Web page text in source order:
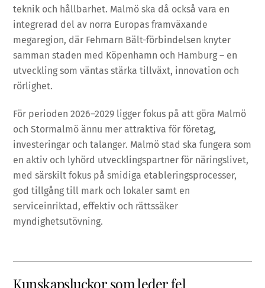
teknik och hållbarhet. Malmö ska då också vara en
integrerad del av norra Europas framväxande
megaregion, där Fehmarn Bält-förbindelsen knyter
samman staden med Köpenhamn och Hamburg – en
utveckling som väntas stärka tillväxt, innovation och
rörlighet.
För perioden 2026–2029 ligger fokus på att göra Malmö
och Stormalmö ännu mer attraktiva för företag,
investeringar och talanger. Malmö stad ska fungera som
en aktiv och lyhörd utvecklingspartner för näringslivet,
med särskilt fokus på smidiga etableringsprocesser,
god tillgång till mark och lokaler samt en
serviceinriktad, effektiv och rättssäker
myndighetsutövning.
Kunskapsluckor som leder fel